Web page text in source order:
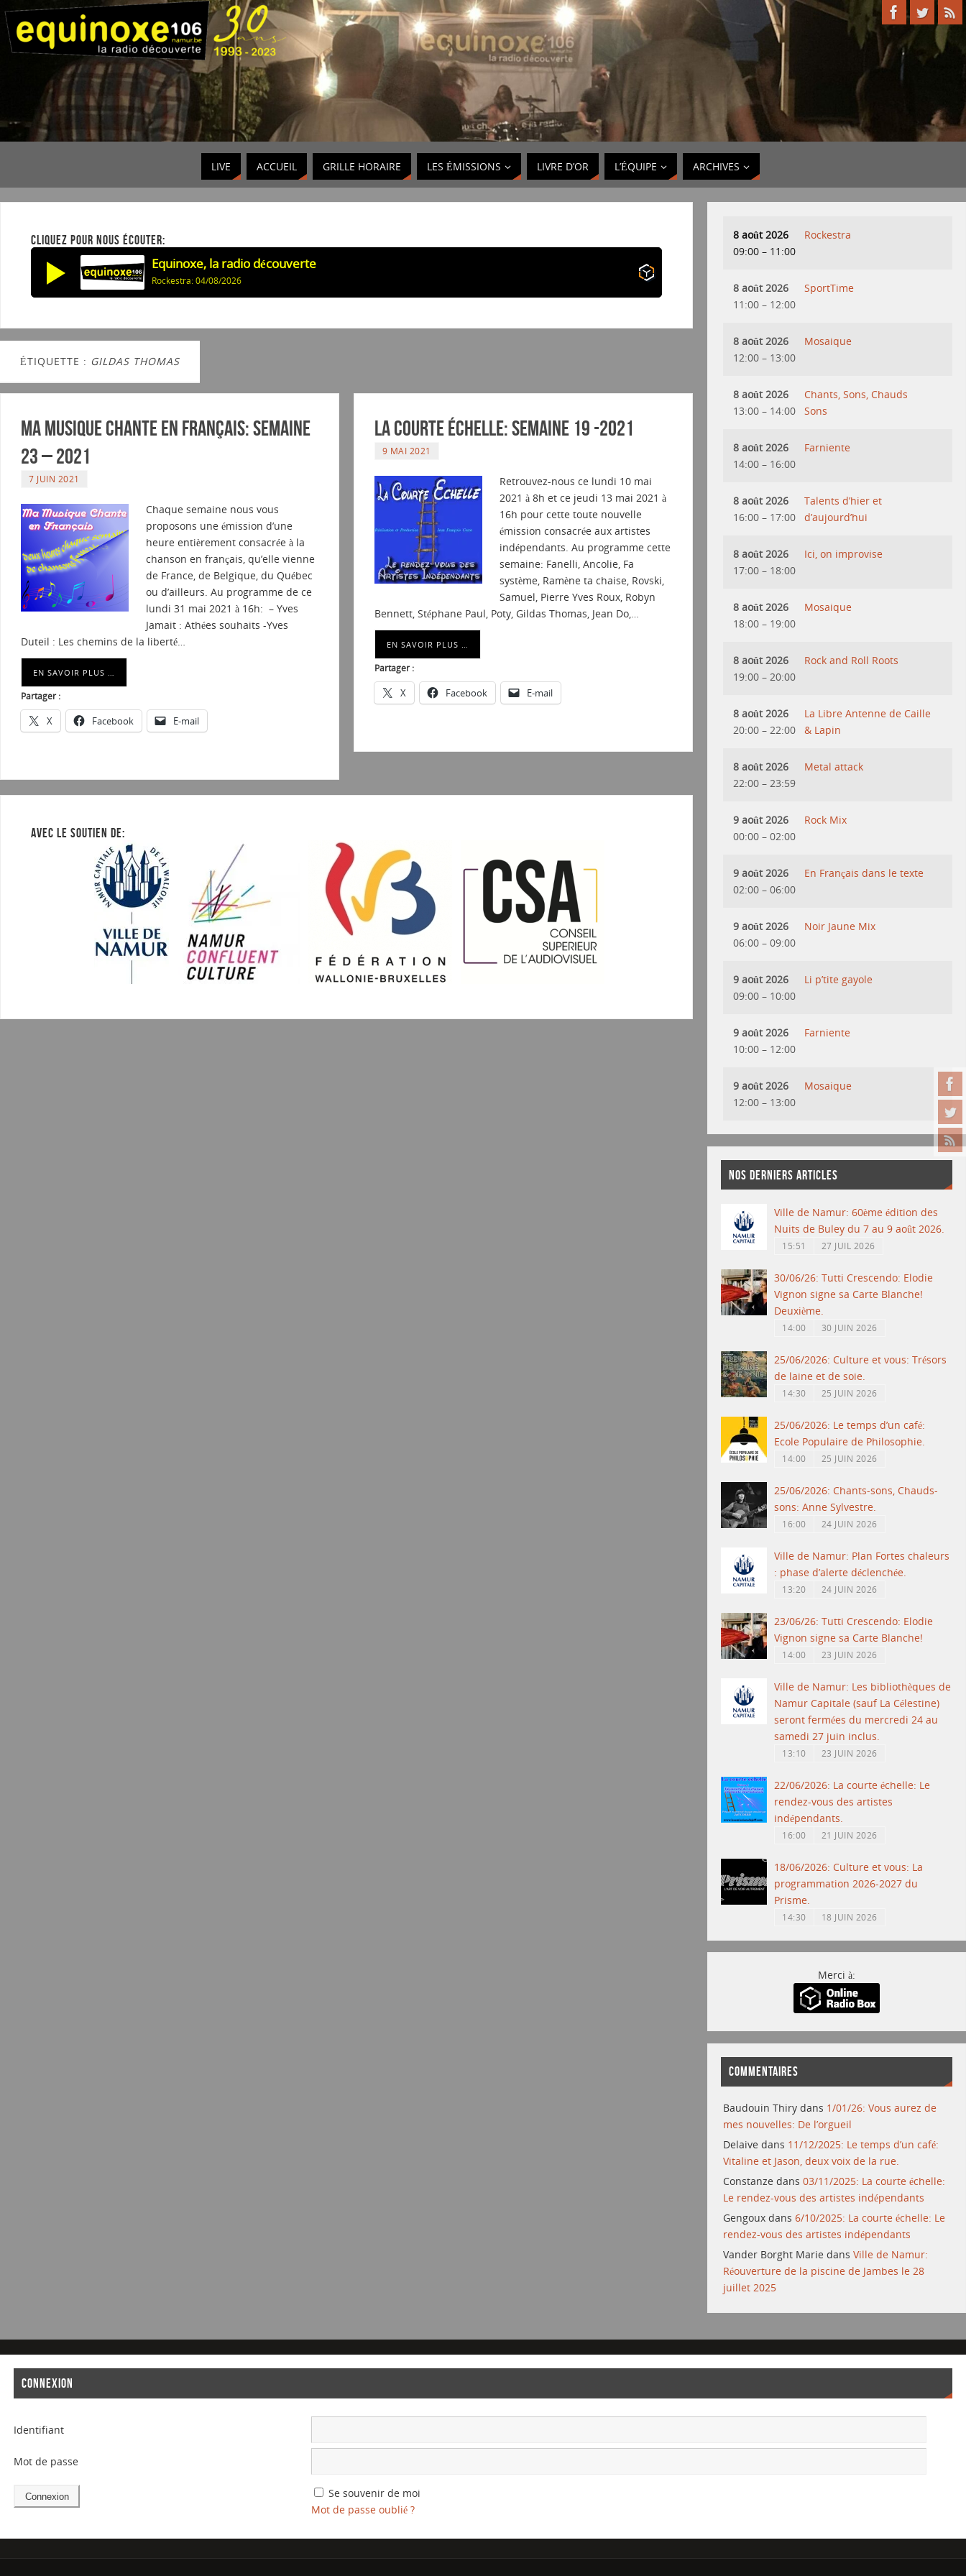
LIVE ACCUEIL GRILLE HORAIRE LES ÉMISSIONS LIVRE D’OR L’ÉQUIPE ARCHIVES
CLIQUEZ POUR NOUS ÉCOUTER:
Equinoxe, la radio découverte
Rockestra: 04/08/2026
ÉTIQUETTE : GILDAS THOMAS
Ma musique chante en Français: Semaine
23 – 2021
7 JUIN 2021
Chaque semaine nous vous
proposons une émission d’une
heure entièrement consacrée à la
chanson en français, qu’elle vienne
de France, de Belgique, du Québec
ou d’ailleurs. Au programme de ce
lundi 31 mai 2021 à 16h: – Yves
Jamait : Athées souhaits -Yves
Duteil : Les chemins de la liberté…
EN SAVOIR PLUS …
Partager :
X Facebook E-mail
La courte échelle: semaine 19 -2021
9 MAI 2021
Retrouvez-nous ce lundi 10 mai
2021 à 8h et ce jeudi 13 mai 2021 à
16h pour cette toute nouvelle
émission consacrée aux artistes
indépendants. Au programme cette
semaine: Fanelli, Ancolie, Fa
système, Ramène ta chaise, Rovski,
Samuel, Pierre Yves Roux, Robyn
Bennett, Stéphane Paul, Poty, Gildas Thomas, Jean Do,…
EN SAVOIR PLUS …
Partager :
X Facebook E-mail
AVEC LE SOUTIEN DE:
8 août 2026
09:00 – 11:00
Rockestra
8 août 2026
11:00 – 12:00
SportTime
8 août 2026
12:00 – 13:00
Mosaique
8 août 2026
13:00 – 14:00
Chants, Sons, Chauds
Sons
8 août 2026
14:00 – 16:00
Farniente
8 août 2026
16:00 – 17:00
Talents d’hier et
d’aujourd’hui
8 août 2026
17:00 – 18:00
Ici, on improvise
8 août 2026
18:00 – 19:00
Mosaique
8 août 2026
19:00 – 20:00
Rock and Roll Roots
8 août 2026
20:00 – 22:00
La Libre Antenne de Caille
& Lapin
8 août 2026
22:00 – 23:59
Metal attack
9 août 2026
00:00 – 02:00
Rock Mix
9 août 2026
02:00 – 06:00
En Français dans le texte
9 août 2026
06:00 – 09:00
Noir Jaune Mix
9 août 2026
09:00 – 10:00
Li p’tite gayole
9 août 2026
10:00 – 12:00
Farniente
9 août 2026
12:00 – 13:00
Mosaique
NOS DERNIERS ARTICLES
Ville de Namur: 60ème édition des
Nuits de Buley du 7 au 9 août 2026.
15:51 27 JUIL 2026
30/06/26: Tutti Crescendo: Elodie
Vignon signe sa Carte Blanche!
Deuxième.
14:00 30 JUIN 2026
25/06/2026: Culture et vous: Trésors
de laine et de soie.
14:30 25 JUIN 2026
25/06/2026: Le temps d’un café:
Ecole Populaire de Philosophie.
14:00 25 JUIN 2026
25/06/2026: Chants-sons, Chauds-
sons: Anne Sylvestre.
16:00 24 JUIN 2026
Ville de Namur: Plan Fortes chaleurs
: phase d’alerte déclenchée.
13:20 24 JUIN 2026
23/06/26: Tutti Crescendo: Elodie
Vignon signe sa Carte Blanche!
14:00 23 JUIN 2026
Ville de Namur: Les bibliothèques de
Namur Capitale (sauf La Célestine)
seront fermées du mercredi 24 au
samedi 27 juin inclus.
13:10 23 JUIN 2026
22/06/2026: La courte échelle: Le
rendez-vous des artistes
indépendants.
16:00 21 JUIN 2026
18/06/2026: Culture et vous: La
programmation 2026-2027 du
Prisme.
14:30 18 JUIN 2026
Merci à:
COMMENTAIRES
Baudouin Thiry dans 1/01/26: Vous aurez de
mes nouvelles: De l’orgueil
Delaive dans 11/12/2025: Le temps d’un café:
Vitaline et Jason, deux voix de la rue.
Constanze dans03/11/2025: La courte échelle:
Le rendez-vous des artistes indépendants
Gengoux dans6/10/2025: La courte échelle: Le
rendez-vous des artistes indépendants
Vander Borght Marie dansVille de Namur:
Réouverture de la piscine de Jambes le 28
juillet 2025
CONNEXION
Identifiant
Mot de passe
Se souvenir de moi
Mot de passe oublié ?